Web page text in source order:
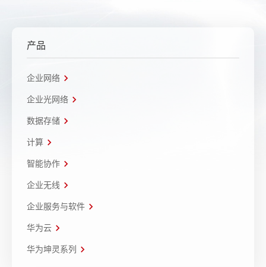
产品
企业网络
企业光网络
数据存储
计算
智能协作
企业无线
企业服务与软件
华为云
华为坤灵系列